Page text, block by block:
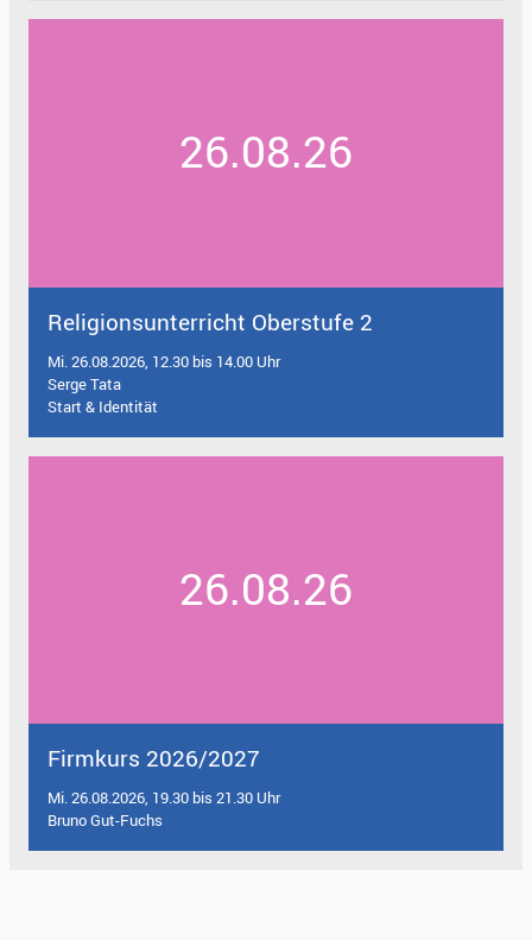
26.08.26
Religionsunterricht Oberstufe 2
Mi. 26.08.2026, 12.30 bis 14.00 Uhr
Serge Tata
Start & Identität
26.08.26
Firmkurs 2026/2027
Mi. 26.08.2026, 19.30 bis 21.30 Uhr
Bruno Gut-Fuchs